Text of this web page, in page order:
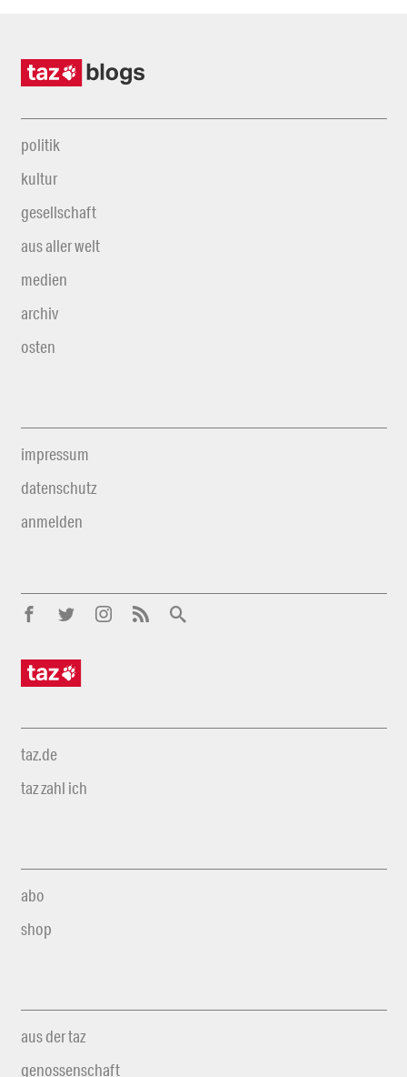
politik
kultur
gesellschaft
aus aller welt
medien
archiv
osten
impressum
datenschutz
anmelden
taz.de
taz zahl ich
abo
shop
aus der taz
genossenschaft